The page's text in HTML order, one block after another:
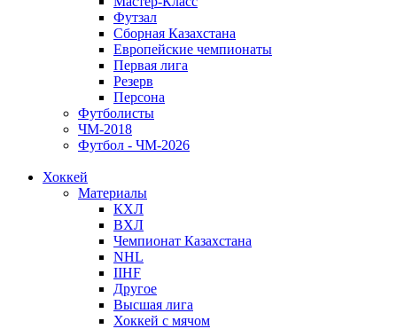
Футзал
Сборная Казахстана
Европейские чемпионаты
Первая лига
Резерв
Персона
Футболисты
ЧМ-2018
Футбол - ЧМ-2026
Хоккей
Материалы
КХЛ
ВХЛ
Чемпионат Казахстана
NHL
IIHF
Другое
Высшая лига
Хоккей с мячом